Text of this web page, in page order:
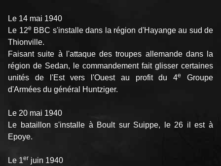
Le 14 mai 1940
Le 12e BBC s'installe dans la région d'Hayange au sud de
Thionville.
Faisant suite à l'attaque des troupes allemande dans la
région de Sedan, le commandement fait glisser certaines
unités de l'Est vers l'Ouest au profit du 4e
Groupe
d'Armées du général Huntziger.
Le 20 mai 1940
Le bataillon s'installe à Boult sur Suippe, le 26 il est à
Epoye.
Le 1er juin 1940